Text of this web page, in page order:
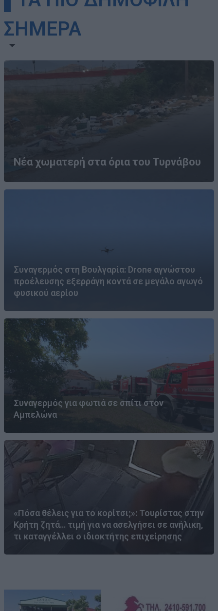
ΣΗΜΕΡΑ
Νέα χωματερή στα όρια του Τυρνάβου
Συναγερμός στη Βουλγαρία: Drone αγνώστου
προέλευσης εξερράγη κοντά σε μεγάλο αγωγό
φυσικού αερίου
Συναγερμός για φωτιά σε σπίτι στον
Αμπελώνα
«Πόσα θέλεις για το κορίτσι;»: Τουρίστας στην
Κρήτη ζητά… τιμή για να ασελγήσει σε ανήλικη,
τι καταγγέλλει ο ιδιοκτήτης επιχείρησης